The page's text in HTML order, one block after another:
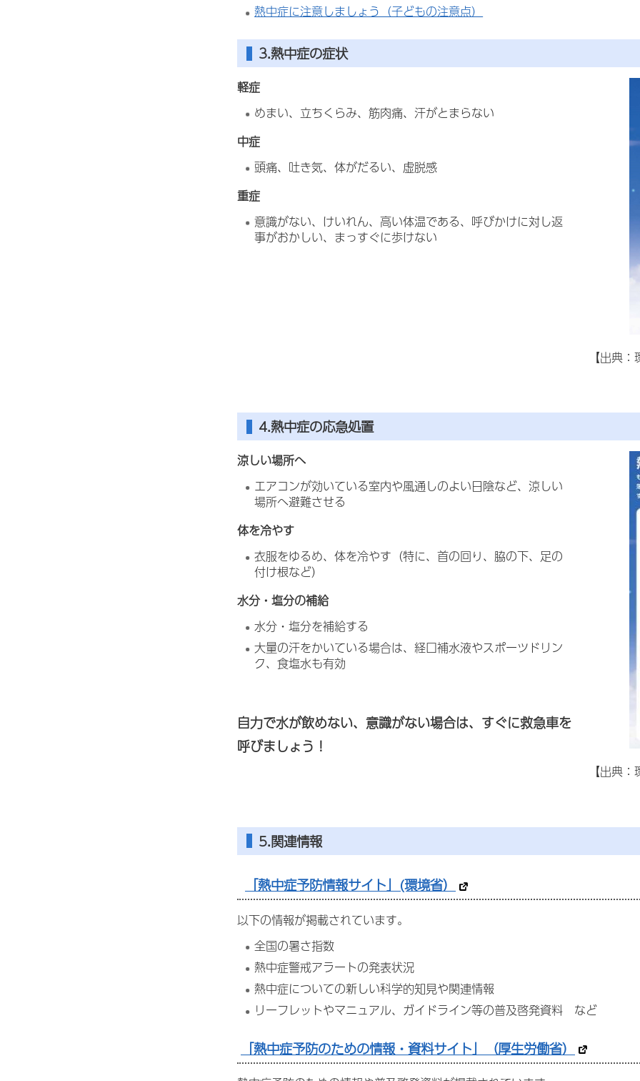
熱中症に注意しましょう（子どもの注意点）
3.熱中症の症状
軽症
めまい、立ちくらみ、筋肉痛、汗がとまらない
中症
頭痛、吐き気、体がだるい、虚脱感
重症
意識がない、けいれん、高い体温である、呼びかけに対し返
事がおかしい、まっすぐに歩けない
【出典
4.熱中症の応急処置
涼しい場所へ
エアコンが効いている室内や風通しのよい日陰など、涼しい
場所へ避難させる
体を冷やす
衣服をゆるめ、体を冷やす（特に、首の回り、脇の下、足の
付け根など）
水分・塩分の補給
水分・塩分を補給する
大量の汗をかいている場合は、経口補水液やスポーツドリン
ク、食塩水も有効
自力で水が飲めない、意識がない場合は、すぐに救急車を
呼びましょう！
【出典
5.関連情報
「熱中症予防情報サイト」(環境省）
以下の情報が掲載されています。
全国の暑さ指数
熱中症警戒アラートの発表状況
熱中症についての新しい科学的知見や関連情報
リーフレットやマニュアル、ガイドライン等の普及啓発資料 など
「熱中症予防のための情報・資料サイト」（厚生労働省）